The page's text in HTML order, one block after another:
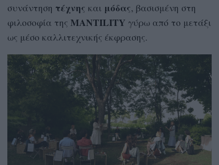
συνάντηση τέχνης και μόδας, βασισμένη στη
φιλοσοφία της MANTILITY γύρω από το μετάξι
ως μέσο καλλιτεχνικής έκφρασης.